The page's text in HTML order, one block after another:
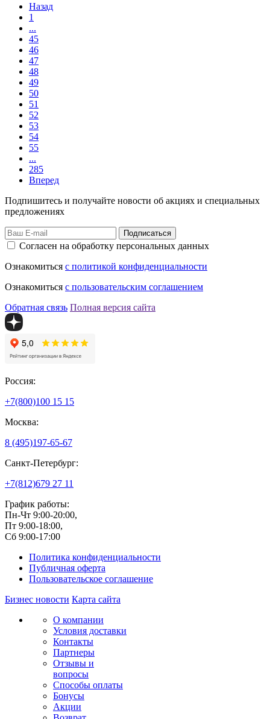
Назад
1
...
45
46
47
48
49
50
51
52
53
54
55
...
285
Вперед
Подпишитесь и получайте новости об акциях и специальных
предложениях
Подписаться
Согласен на обработку персональных данных
Ознакомиться с политикой конфиденциальности
Ознакомиться с пользовательским соглашением
Обратная связь Полная версия сайта
Россия:
+7(800)100 15 15
Москва:
8 (495)197-65-67
Санкт-Петербург:
+7(812)679 27 11
График работы:
Пн-Чт 9:00-20:00,
Пт 9:00-18:00,
Сб 9:00-17:00
Политика конфиденциальности
Публичная оферта
Пользовательское соглашение
Бизнес новости Карта сайта
О компании
Условия доставки
Контакты
Партнеры
Отзывы и
вопросы
Способы оплаты
Бонусы
Акции